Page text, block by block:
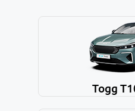
Togg